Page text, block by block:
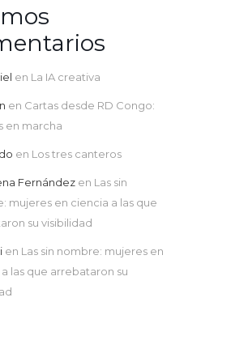
en La IA creativa
en Cartas desde RD Congo:
en marcha
en Los tres canteros
Fernández en Las sin
mujeres en ciencia a las que
su visibilidad
en Las sin nombre: mujeres en
las que arrebataron su